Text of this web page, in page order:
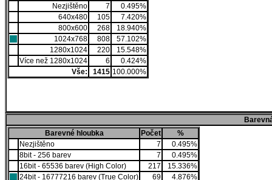
Nezjištěno
7
0.495%
640x480
105
7.420%
800x600
268
18.940%
1024x768
808
57.102%
1280x1024
220
15.548%
Více než 1280x1024
6
0.424%
Vše:
1415 100.000%
Barevné hloubka
Počet
%
Nezjištěno
7
0.495%
8bit - 256 barev
7
0.495%
16bit - 65536 barev (High Color)
217
15.336%
24bit - 16777216 barev (True Color)
69
4.876%